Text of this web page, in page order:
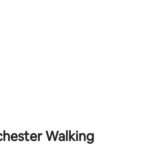
Walking